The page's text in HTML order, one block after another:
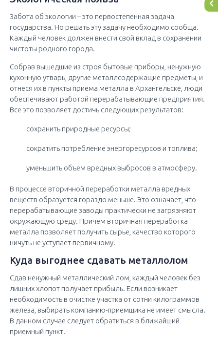
Забота об экологии – это первостепенная задача
государства. Но решать эту задачу необходимо сообща.
Каждый человек должен внести свой вклад в сохранении
чистоты родного города.
Собрав вышедшие из строя бытовые приборы, ненужную
кухонную утварь, другие металлсодержащие предметы, и
отнеся их в пункты приема металла в Архангельске, люди
обеспечивают работой перерабатывающие предприятия.
Все это позволяет достичь следующих результатов:
сохранить природные ресурсы;
сократить потребление энергоресурсов и топлива;
уменьшить объем вредных выбросов в атмосферу.
В процессе вторичной переработки металла вредных
веществ образуется гораздо меньше. Это означает, что
перерабатывающие заводы практически не загрязняют
окружающую среду. Причем вторичная переработка
металла позволяет получить сырье, качество которого
ничуть не уступает первичному.
Куда выгоднее сдавать металлолом
Сдав ненужный металлический лом, каждый человек без
лишних хлопот получает прибыль. Если возникает
необходимость в очистке участка от сотни килограммов
железа, выбирать компанию-приемщика не имеет смысла.
В данном случае следует обратиться в ближайший
приемный пункт.